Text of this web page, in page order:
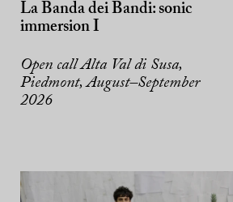
La Banda dei Bandi: sonic
immersion I
Open call Alta Val di Susa,
Piedmont, August–September
2026